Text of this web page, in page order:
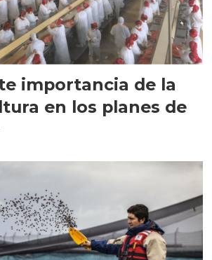
importancia de la
en los planes de